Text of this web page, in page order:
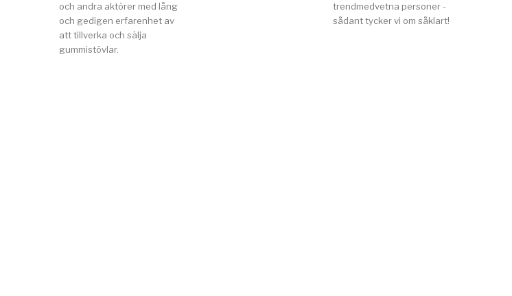
och andra aktörer med lång
och gedigen erfarenhet av
att tillverka och sälja
gummistövlar.
trendmedvetna personer -
sådant tycker vi om såklart!